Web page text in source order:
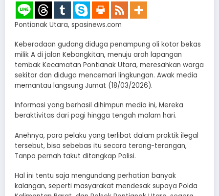
Pontianak Utara, spasinews.com
Keberadaan gudang diduga penampung oli kotor bekas
milik A di jalan Kebangkitan, menuju arah lapangan
tembak Kecamatan Pontianak Utara, meresahkan warga
sekitar dan diduga mencemari lingkungan. Awak media
memantau langsung Jumat (18/03/2026).
Informasi yang berhasil dihimpun media ini, Mereka
beraktivitas dari pagi hingga tengah malam hari.
Anehnya, para pelaku yang terlibat dalam praktik ilegal
tersebut, bisa sebebas itu secara terang-terangan,
Tanpa pernah takut ditangkap Polisi.
Hal ini tentu saja mengundang perhatian banyak
kalangan, seperti masyarakat mendesak supaya Polda